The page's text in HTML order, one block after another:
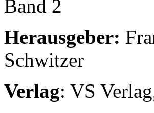
Band 2
Herausgeber:
Schwitzer
Verlag: VS